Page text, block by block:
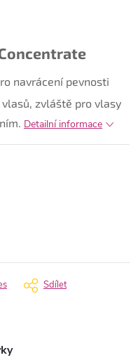
navrácení pevnosti
zvláště pro vlasy
Detailní informace
Sdílet